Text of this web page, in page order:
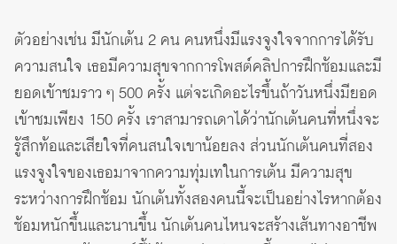
ตัวอย่างเช่น มีนักเต้น 2 คน คนหนึ่งมีแรงจูงใจจากการได้รับ
ความสนใจ เธอมีความสุขจากการโพสต์คลิปการฝึกซ้อมและมี
ยอดเข้าชมราว ๆ 500 ครั้ง แต่จะเกิดอะไรขึ้นถ้าวันหนึ่งมียอด
เข้าชมเพียง 150 ครั้ง เราสามารถเดาได้ว่านักเต้นคนที่หนึ่งจะ
รู้สึกท้อและเสียใจที่คนสนใจเขาน้อยลง ส่วนนักเต้นคนที่สอง
แรงจูงใจของเธอมาจากความทุ่มเทในการเต้น มีความสุข
ระหว่างการฝึกซ้อม นักเต้นทั้งสองคนนี้จะเป็นอย่างไรหากต้อง
ซ้อมหนักขึ้นและนานขึ้น นักเต้นคนไหนจะสร้างเส้นทางอาชีพ